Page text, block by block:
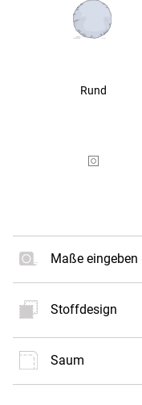
Rund
Maße eingeben
G Größe
80cm)
Stoffdesign
Saum